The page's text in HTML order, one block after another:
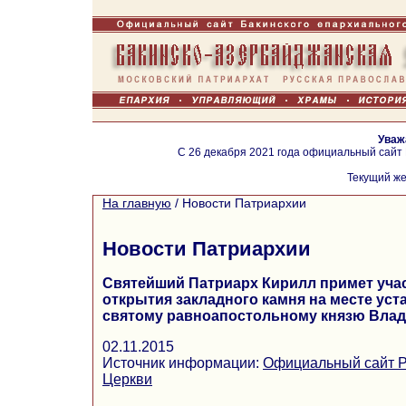
С 26 декабря 2021 года официальный
Текущий
На главную / Новости Патриархии
Новости Патриархии
Святейший Патриарх Кирилл примет
открытия закладного камня на месте
святому равноапостольному князю
02.11.2015
Источник информации: Официальный сайт
Церкви